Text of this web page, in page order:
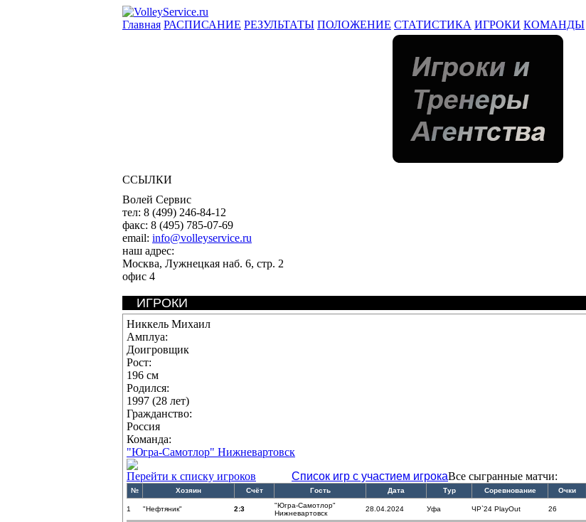
Главная РАСПИСАНИЕ РЕЗУЛЬТАТЫ ПОЛОЖЕНИЕ СТАТИСТИКА ИГРОКИ КОМАНДЫ
ССЫЛКИ
Волей Сервис
тел: 8 (499) 246-84-12
факс: 8 (495) 785-07-69
email: info@volleyservice.ru
наш адрес:
Москва, Лужнецкая наб. 6, стр. 2
офис 4
ИГРОКИ
Никкель Михаил
Амплуа:
Доигровщик
Рост:
196 см
Родился:
1997 (28 лет)
Гражданство:
Россия
Команда:
"Югра-Самотлор" Нижневартовск
Перейти к списку игроков
Список игр с участием игрокаВсе сыгранные матчи:
№ Хозяин Счёт Гость Дата Тур Соревнование Очки
1 "Нефтяник" 2:3
"Югра-Самотлор"
Нижневартовск
28.04.2024 Уфа ЧР`24 PlayOut 26